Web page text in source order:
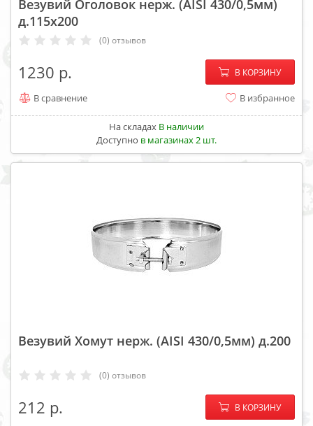
Везувий Оголовок нерж. (AISI 430/0,5мм)
д.115х200
(0) отзывов
1230 − +
В КОРЗИНУ
В сравнение В избранное
На складах В наличии
Доступно в магазинах 2 шт.
Везувий Хомут нерж. (AISI 430/0,5мм) д.200
(0) отзывов
212 − +
В КОРЗИНУ